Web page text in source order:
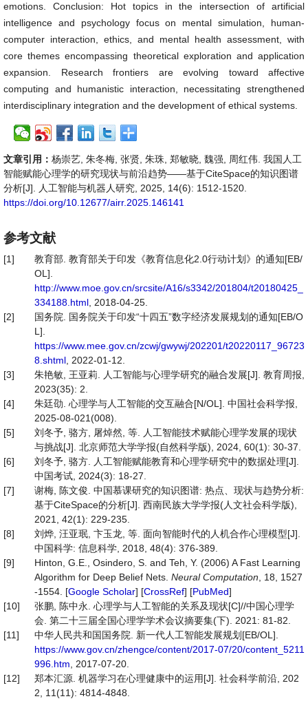
emotions. Conclusion: Hot topics in the intersection of artificial
intelligence and psychology focus on mental simulation, human-
computer interaction, ethics, and mental health assessment, with
core themes encompassing theoretical exploration and application
expansion. Research frontiers are evolving toward affective
computing and humanistic interaction, necessitating strengthened
interdisciplinary integration and the development of ethical systems.
文章引用： 杨崇艺, 朱冬梅, 张贤, 朱珠, 郑敏晓, 魏强, 周红伟. 我国人工
智能赋能心理学的研究现状与前沿趋势——基于CiteSpace的知识图谱
分析[J]. 人工智能与机器人研究, 2025, 14(6): 1512-1520.
https://doi.org/10.12677/airr.2025.146141
参考文献
[1]
教育部. 教育部关于印发《教育信息化2.0行动计划》的通知[EB/
OL].
http://www.moe.gov.cn/srcsite/A16/s3342/201804/t20180425_
334188.html , 2018-04-25.
[2]
国务院. 国务院关于印发“十四五”数字经济发展规划的通知[EB/O
L].
https://www.mee.gov.cn/zcwj/gwywj/202201/t20220117_96723
8.shtml , 2022-01-12.
[3]
朱艳敏, 王亚莉. 人工智能与心理学研究的融合发展[J]. 教育周报,
2023(35): 2.
[4]
朱廷劭. 心理学与人工智能的交互融合[N/OL]. 中国社会科学报,
2025-08-021(008).
[5]
刘冬予, 骆方, 屠焯然, 等. 人工智能技术赋能心理学发展的现状
与挑战[J]. 北京师范大学学报(自然科学版), 2024, 60(1): 30-37.
[6]
刘冬予, 骆方. 人工智能赋能教育和心理学研究中的数据处理[J].
中国考试, 2024(3): 18-27.
[7]
谢梅, 陈文俊. 中国慕课研究的知识图谱: 热点、现状与趋势分析:
基于CiteSpace的分析[J]. 西南民族大学学报(人文社会科学版),
2021, 42(1): 229-235.
[8]
刘烨, 汪亚珉, 卞玉龙, 等. 面向智能时代的人机合作心理模型[J].
中国科学: 信息科学, 2018, 48(4): 376-389.
[9]
Hinton, G.E., Osindero, S. and Teh, Y. (2006) A Fast Learning
Algorithm for Deep Belief Nets. Neural Computation , 18, 1527
-1554. [Google Scholar] [CrossRef] [PubMed]
[10]
张鹏, 陈中永. 心理学与人工智能的关系及现状[C]//中国心理学
会. 第二十三届全国心理学学术会议摘要集(下). 2021: 81-82.
[11]
中华人民共和国国务院. 新一代人工智能发展规划[EB/OL].
https://www.gov.cn/zhengce/content/2017-07/20/content_5211
996.htm , 2017-07-20.
[12]
郑本汇源. 机器学习在心理健康中的运用[J]. 社会科学前沿, 202
2, 11(11): 4814-4848.